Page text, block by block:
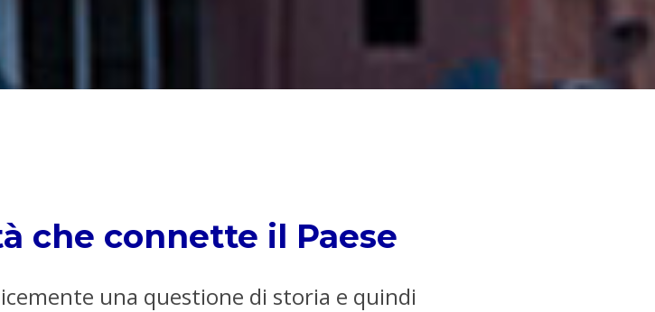
che connette il Paese
una questione di storia e quindi